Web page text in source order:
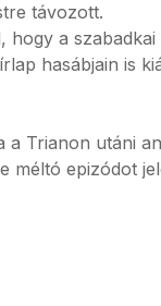
távozott.
hogy a
hasábjain is
a Trianon utáni
méltó epizódot